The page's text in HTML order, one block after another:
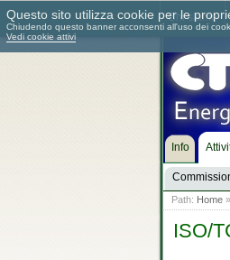
Chi siamo
Info
Path: Home»
ISO/
Questo sito utilizza cookie per le
Chiudendo questo banner acconsenti all'uso dei
Vedi cookie attivi